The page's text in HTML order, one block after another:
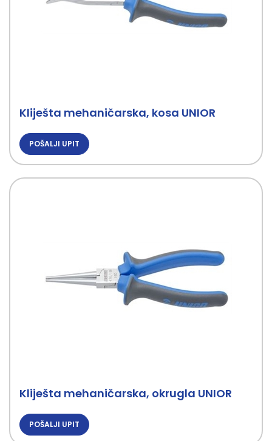
Kliješta mehaničarska, kosa UNIOR
POŠALJI UPIT
Kliješta mehaničarska, okrugla UNIOR
POŠALJI UPIT